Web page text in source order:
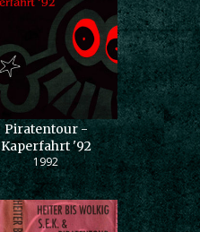
Piratentour -
Kaperfahrt '92
1992